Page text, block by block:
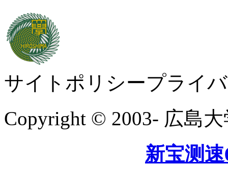
サイトポリシープライ
Copyright © 2003- 広島
新宝测